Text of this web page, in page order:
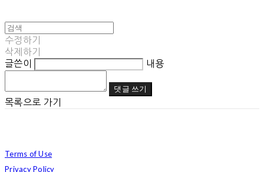
수정하기
삭제하기
글쓴이
내용
댓글 쓰기
목록으로 가기
Terms of Use
Privacy Policy